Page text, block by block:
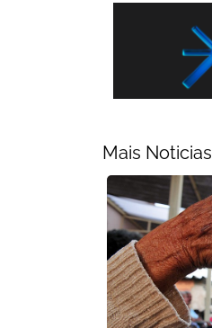
Mais Noticias